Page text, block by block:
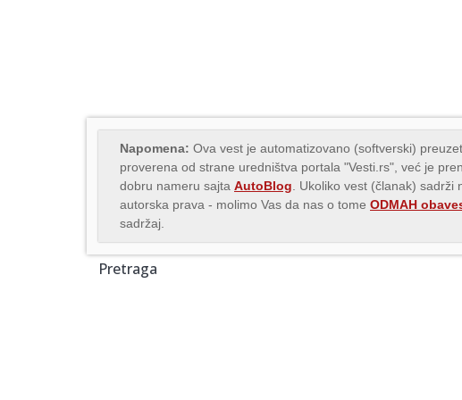
Napomena: Ova vest je automatizovano (softverski)
proverena od strane uredništva portala "Vesti.rs", već je
dobru nameru sajta AutoBlog . Ukoliko vest (članak)
autorska prava - molimo Vas da nas o tome ODMAH
sadržaj.
Pretraga